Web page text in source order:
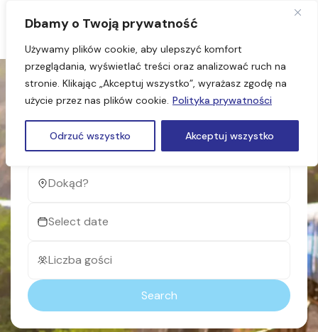
Dbamy o Twoją prywatność
Używamy plików cookie, aby ulepszyć komfort
przeglądania, wyświetlać treści oraz analizować ruch na
stronie. Klikając „Akceptuj wszystko”, wyrażasz zgodę na
użycie przez nas plików cookie. Polityka prywatności
Odrzuć wszystko Akceptuj wszystko
Find next place to visit
The world's best experiences curated just for you
Search